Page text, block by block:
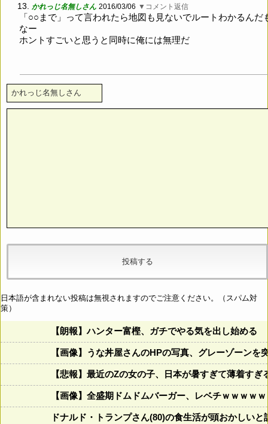
13. かれっじ名無しさん 2016/03/06 ▼コメント返信
「○○まで」って言われたら地図も見ないでルートわかるんだ
なー
ホントすごいと思うと同時に俺には無理だ
日本語が含まれない投稿は無視されますのでご注意ください。（スパム対
策）
【朗報】ハンター富樫、ガチでやる気を出し始める
【画像】うな丼屋さんのHPの写真、グレーゾーンを
【悲報】最近のZの女の子、日本が暑すぎて薄着すぎ
【画像】全盛期ドムドムバーガー、レベチｗｗｗｗ
ドナルド・トランプさん(80)の食生活が頭おかしい